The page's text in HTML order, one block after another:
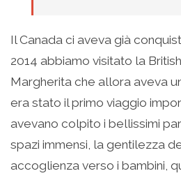
Il Canada ci aveva già
2014 abbiamo visitato la
Margherita che allora aveva
era stato il primo viaggio
avevano colpito i bellissimi
spazi immensi, la gentilezza
accoglienza verso i bambini,